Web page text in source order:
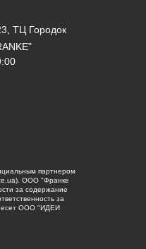
ТЦ Городок
партнером
ООО "Франке
за содержание
за
ООО "ИДЕИ